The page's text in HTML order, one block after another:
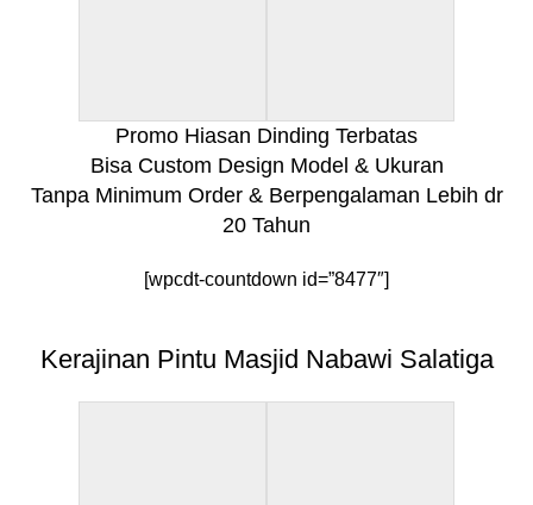
Promo Hiasan Dinding Terbatas
Bisa Custom Design Model & Ukuran
Tanpa Minimum Order & Berpengalaman Lebih dr
20 Tahun
[wpcdt-countdown id=”8477″]
Kerajinan Pintu Masjid Nabawi Salatiga